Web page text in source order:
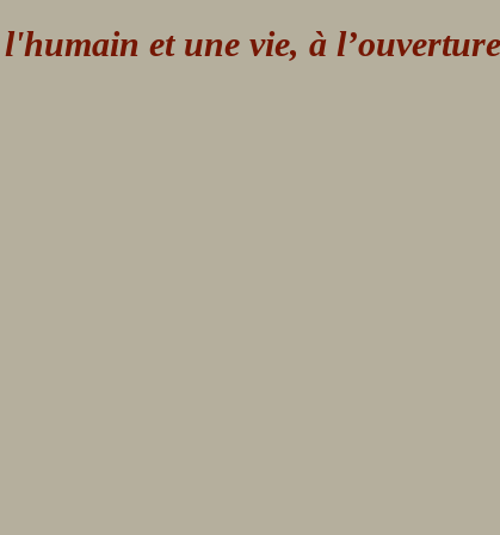
et une vie, à l’ouverture